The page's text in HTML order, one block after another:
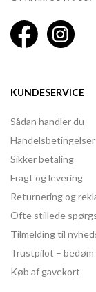
KUNDESERVICE
Sådan handler du
Handelsbetingelser
Sikker betaling
Fragt og levering
Returnering og
Ofte stillede
Tilmelding til
Trustpilot – bedøm
Køb af gavekort